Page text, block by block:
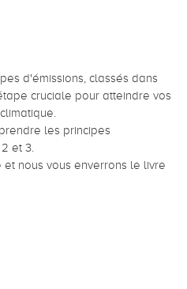
d'émissions, classés dans
cruciale pour atteindre vos
les principes
et 3.
nous vous enverrons le livre